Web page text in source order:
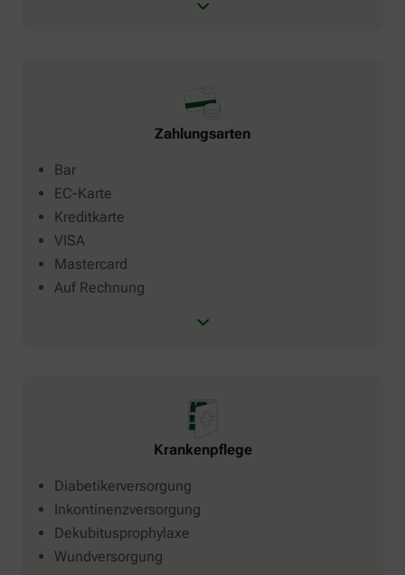
Zahlungsarten
Bar
EC-Karte
Kreditkarte
VISA
Mastercard
Auf Rechnung
Krankenpflege
Diabetikerversorgung
Inkontinenzversorgung
Dekubitusprophylaxe
Wundversorgung